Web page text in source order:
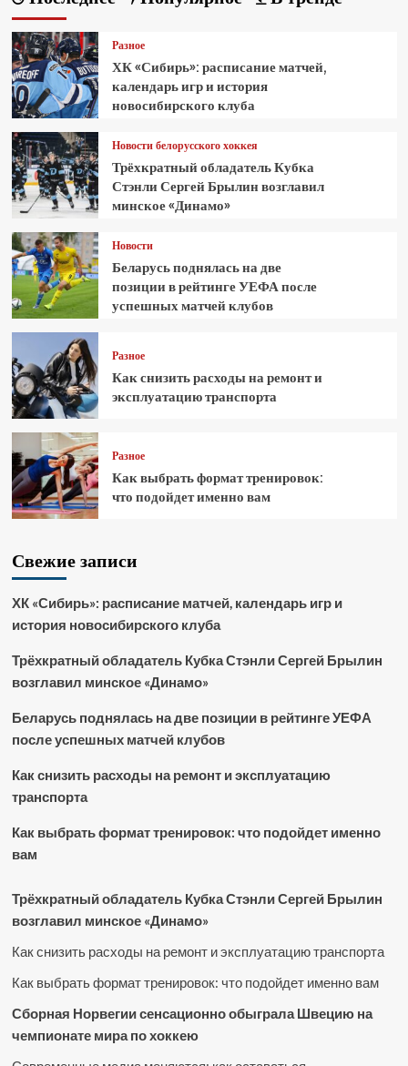
Разное
ХК «Сибирь»: расписание матчей,
календарь игр и история
новосибирского клуба
Новости белорусского хоккея
Трёхкратный обладатель Кубка
Стэнли Сергей Брылин возглавил
минское «Динамо»
Новости
Беларусь поднялась на две
позиции в рейтинге УЕФА после
успешных матчей клубов
Разное
Как снизить расходы на ремонт и
эксплуатацию транспорта
Разное
Как выбрать формат тренировок:
что подойдет именно вам
Свежие записи
ХК «Сибирь»: расписание матчей, календарь игр и
история новосибирского клуба
Трёхкратный обладатель Кубка Стэнли Сергей Брылин
возглавил минское «Динамо»
Беларусь поднялась на две позиции в рейтинге УЕФА
после успешных матчей клубов
Как снизить расходы на ремонт и эксплуатацию
транспорта
Как выбрать формат тренировок: что подойдет именно
вам
Трёхкратный обладатель Кубка Стэнли Сергей Брылин
возглавил минское «Динамо»
Как снизить расходы на ремонт и эксплуатацию транспорта
Как выбрать формат тренировок: что подойдет именно вам
Сборная Норвегии сенсационно обыграла Швецию на
чемпионате мира по хоккею